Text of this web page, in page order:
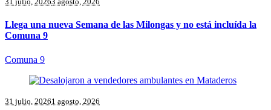
Llega una nueva Semana de las Milongas y no está incluída la
Comuna 9
Comuna 9
31 julio, 20261 agosto, 2026